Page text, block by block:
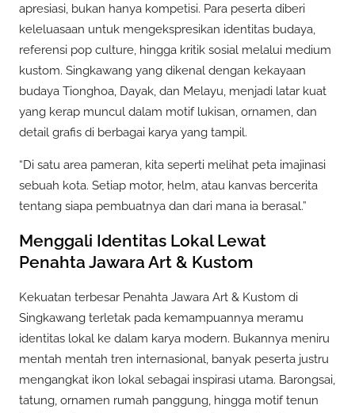
apresiasi, bukan hanya kompetisi. Para peserta diberi
keleluasaan untuk mengekspresikan identitas budaya,
referensi pop culture, hingga kritik sosial melalui medium
kustom. Singkawang yang dikenal dengan kekayaan
budaya Tionghoa, Dayak, dan Melayu, menjadi latar kuat
yang kerap muncul dalam motif lukisan, ornamen, dan
detail grafis di berbagai karya yang tampil.
“Di satu area pameran, kita seperti melihat peta imajinasi
sebuah kota. Setiap motor, helm, atau kanvas bercerita
tentang siapa pembuatnya dan dari mana ia berasal.”
Menggali Identitas Lokal Lewat
Penahta Jawara Art & Kustom
Kekuatan terbesar Penahta Jawara Art & Kustom di
Singkawang terletak pada kemampuannya meramu
identitas lokal ke dalam karya modern. Bukannya meniru
mentah mentah tren internasional, banyak peserta justru
mengangkat ikon lokal sebagai inspirasi utama. Barongsai,
tatung, ornamen rumah panggung, hingga motif tenun